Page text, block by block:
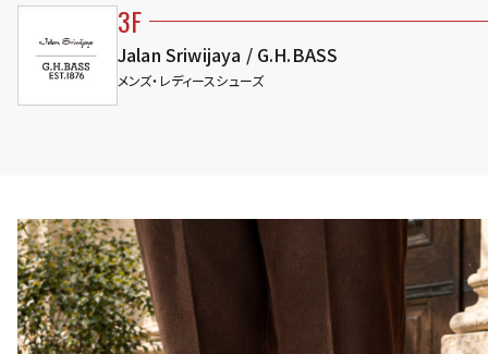
3F
Jalan Sriwijaya / G.H.BASS
メンズ・レディースシューズ